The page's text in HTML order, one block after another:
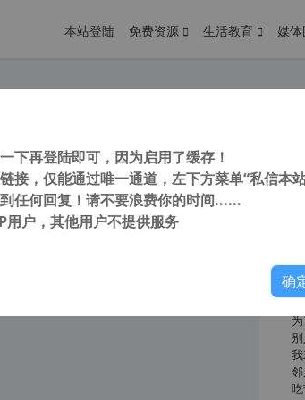
本站登陆 免费资源 生活教育 媒体
iOS 9.4.16.0 中文版 苹果数据恢复软件
注意： 由于网站空间位于国
您
人
我
邻
吃
下再登陆即可，因为启用了缓存！
接，仅能通过唯一通道，左下方菜单“私信本
任何回复！请不要浪费你的时间......
用户，其他用户不提供服务
确